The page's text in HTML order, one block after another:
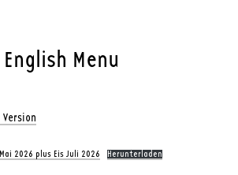
English Menu
2026 plus Eis Juli 2026 Herunterladen